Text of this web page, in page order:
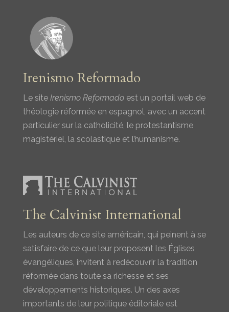
Irenismo Reformado
Le site Irenismo Reformadoest un portail web de
théologie réformée en espagnol, avec un accent
particulier sur la catholicité, le protestantisme
magistériel, la scolastique et l’humanisme.
The Calvinist International
Les auteurs de ce site américain, qui peinent à se
satisfaire de ce que leur proposent les Églises
évangéliques, invitent à redécouvrir la tradition
réformée dans toute sa richesse et ses
développements historiques. Un des axes
importants de leur politique éditoriale est